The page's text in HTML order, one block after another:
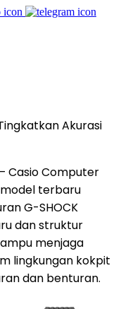
Akurasi
Casio Computer
model terbaru
G-SHOCK
dan struktur
menjaga
lingkungan kokpit
dan benturan.